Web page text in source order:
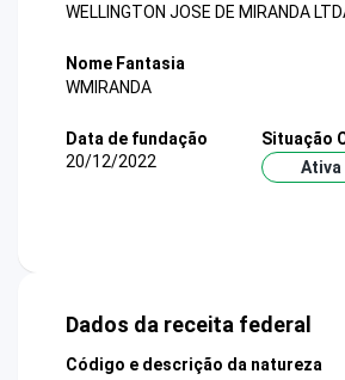
WELLINGTON JOSE DE MIRANDA
Nome Fantasia
WMIRANDA
Data de fundação
20/12/2022
Situação
Ativa
Dados da receita federal
Código e descrição da natureza